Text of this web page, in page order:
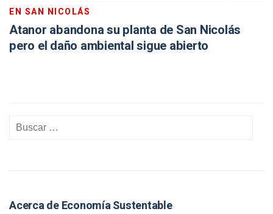
EN SAN NICOLÁS
Atanor abandona su planta de San Nicolás
pero el daño ambiental sigue abierto
Acerca de Economía Sustentable